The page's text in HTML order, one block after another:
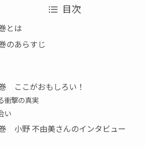
目次
とは
のあらすじ
ここがおもしろい！
衝撃の真実
い
小野 不由美さんのインタビュー